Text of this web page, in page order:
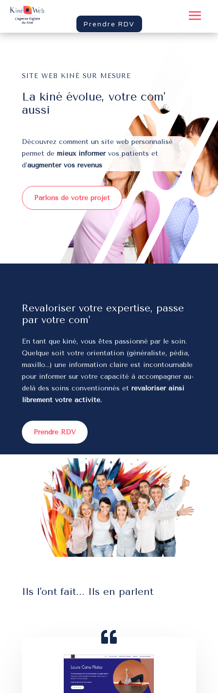
Prendre RDV
SITE WEB KINÉ SUR MESURE
La kiné évolue, votre com'
aussi
Découvrez comment un site web personnalisé
permet de mieux informervos patients et
d’augmenter vos revenus
Parlons de votre projet
Revaloriser votre expertise, passe
par votre com'
En tant que kiné, vous êtes passionné par le soin.
Quelque soit votre orientation (généraliste, pédia,
maxillo…) une information claire est incontournable
pour informer sur votre capacité à accompagner au-
delà des soins conventionnés et revaloriser ainsi
librement votre activité.
Prendre RDV
Ils l'ont fait... Ils en parlent